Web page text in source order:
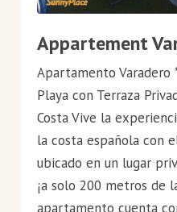
Appartement
Apartamento
Playa con Terraza
Costa Vive la
la costa española con
ubicado en un lugar
¡a solo 200 metros de
apartamento cuenta